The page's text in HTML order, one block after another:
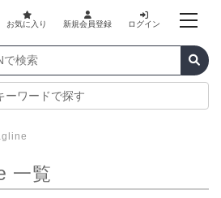
お気に入り 新規会員登録 ログイン
ーワードで探す
一覧